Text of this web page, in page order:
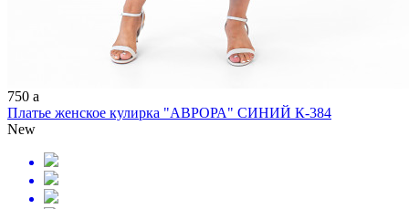
750 a
Платье женское кулирка "АВРОРА" СИНИЙ К-384
New